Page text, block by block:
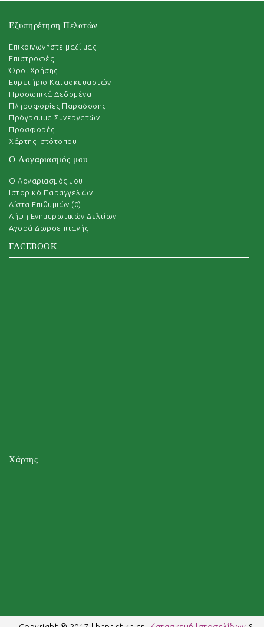
Εξυπηρέτηση Πελατών
Επικοινωνήστε μαζί μας
Επιστροφές
Όροι Χρήσης
Ευρετήριο Κατασκευαστών
Προσωπικά Δεδομένα
Πληροφορίες Παραδοσης
Πρόγραμμα Συνεργατών
Προσφορές
Χάρτης Ιστότοπου
Ο Λογαριασμός μου
O Λογαριασμός μου
Ιστορικό Παραγγελιών
Λίστα Επιθυμιών (0)
Λήψη Ενημερωτικών Δελτίων
Αγορά Δωροεπιταγής
FACEBOOK
Χάρτης